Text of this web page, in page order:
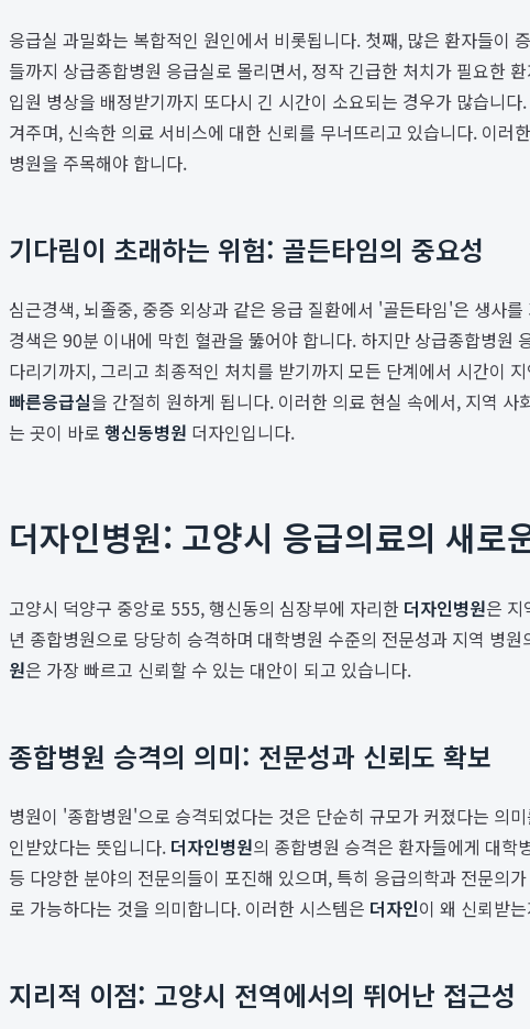
응급실 과밀화는 복합적인 원인에서 비롯됩니다. 첫째, 많은 환자들이
들까지 상급종합병원 응급실로 몰리면서, 정작 긴급한 처치가 필요한
입원 병상을 배정받기까지 또다시 긴 시간이 소요되는 경우가 많습니
겨주며, 신속한 의료 서비스에 대한 신뢰를 무너뜨리고 있습니다. 이
병원을 주목해야 합니다.
기다림이 초래하는 위험: 골든타임의 중요성
심근경색, 뇌졸중, 중증 외상과 같은 응급 질환에서 '골든타임'은 생사
경색은 90분 이내에 막힌 혈관을 뚫어야 합니다. 하지만 상급종합병원
다리기까지, 그리고 최종적인 처치를 받기까지 모든 단계에서 시간이
빠른응급실을 간절히 원하게 됩니다. 이러한 의료 현실 속에서, 지역
는 곳이 바로 행신동병원 더자인입니다.
더자인병원: 고양시 응급의료의 새로
고양시 덕양구 중앙로 555, 행신동의 심장부에 자리한 더자인병원은 지
년 종합병원으로 당당히 승격하며 대학병원 수준의 전문성과 지역 병
원은 가장 빠르고 신뢰할 수 있는 대안이 되고 있습니다.
종합병원 승격의 의미: 전문성과 신뢰도 확보
병원이 '종합병원'으로 승격되었다는 것은 단순히 규모가 커졌다는 의
인받았다는 뜻입니다. 더자인병원의 종합병원 승격은 환자들에게 대학
등 다양한 분야의 전문의들이 포진해 있으며, 특히 응급의학과 전문의
로 가능하다는 것을 의미합니다. 이러한 시스템은 더자인이 왜 신뢰받
지리적 이점: 고양시 전역에서의 뛰어난 접근성